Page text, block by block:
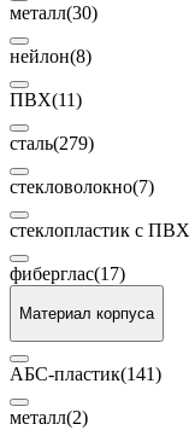
металл(30)
нейлон(8)
ПВХ(11)
сталь(279)
стекловолокно(7)
стеклопластик с
фиберглас(17)
Материал корпуса
АБС-пластик(141)
металл(2)